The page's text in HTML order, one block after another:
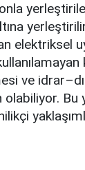
elektriksel
ve
olabiliyor. Bu